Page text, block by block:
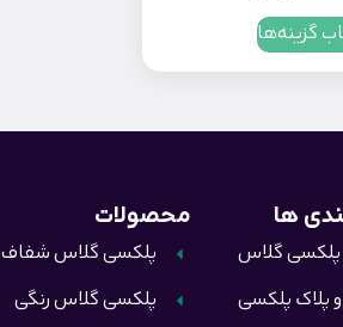
گزینه‌ها
ها
پلکسی گلاس
و پلاک پلکسی
محصولات
پلکسی گلاس شفاف
پلکسی گلاس رنگی